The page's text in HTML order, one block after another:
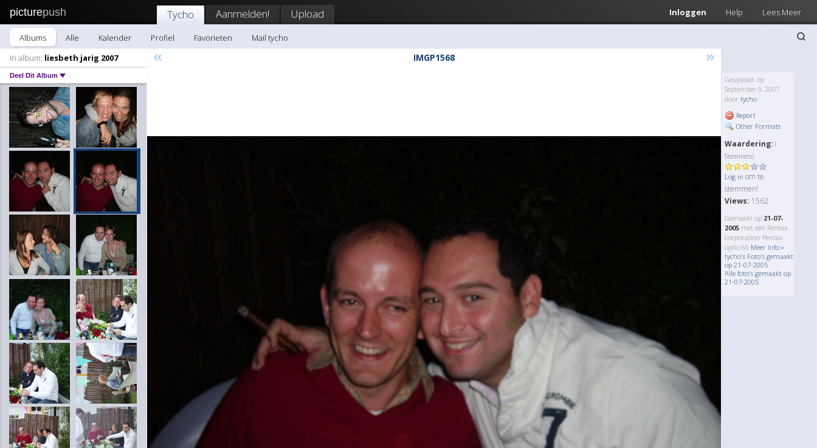
picturepush Inloggen Help Lees Meer
Tycho Aanmelden! Upload
Albums Alle Kalender Profiel Favorieten
Mail tycho
In album: liesbeth jarig 2007
Deel Dit Album
« IMGP1568 »
Geupload: op
September 9, 2007
door tycho
Report
Other Formats
Waardering: (
Stemmers)
Log in om te
stemmen!
Views: 1562
Gemaakt op 21-07-
2005 met een Pentax
corporation Pentax
optio 60 Meer Info »
tycho's Foto's gemaakt
op 21-07-2005
Alle foto's gemaakt op
21-07-2005